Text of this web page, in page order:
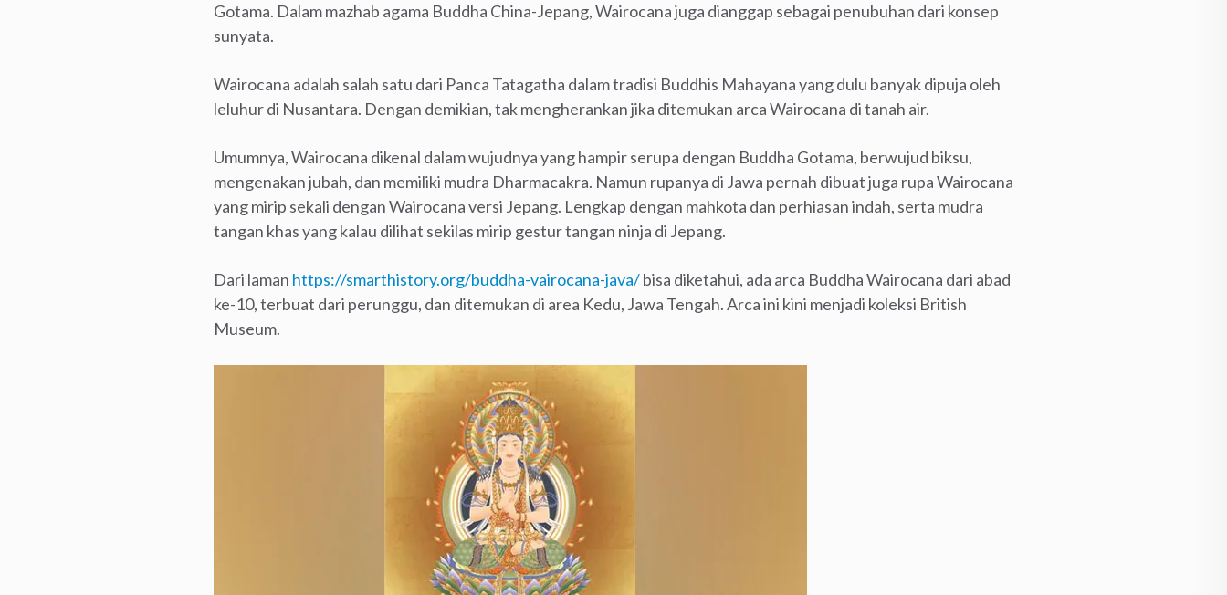
Gotama. Dalam mazhab agama Buddha China-Jepang, Wairocana juga dianggap sebagai penubuhan dari konsep
sunyata.
Wairocana adalah salah satu dari Panca Tatagatha dalam tradisi Buddhis Mahayana yang dulu banyak dipuja oleh
leluhur di Nusantara. Dengan demikian, tak mengherankan jika ditemukan arca Wairocana di tanah air.
Umumnya, Wairocana dikenal dalam wujudnya yang hampir serupa dengan Buddha Gotama, berwujud biksu,
mengenakan jubah, dan memiliki mudra Dharmacakra. Namun rupanya di Jawa pernah dibuat juga rupa Wairocana
yang mirip sekali dengan Wairocana versi Jepang. Lengkap dengan mahkota dan perhiasan indah, serta mudra
tangan khas yang kalau dilihat sekilas mirip gestur tangan ninja di Jepang.
Dari laman https://smarthistory.org/buddha-vairocana-java/bisa diketahui, ada arca Buddha Wairocana dari abad
ke-10, terbuat dari perunggu, dan ditemukan di area Kedu, Jawa Tengah. Arca ini kini menjadi koleksi British
Museum.